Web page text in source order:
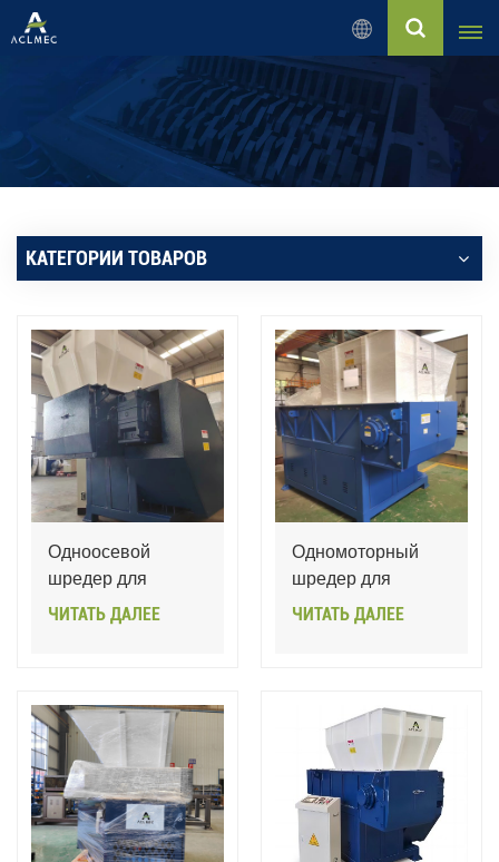
Русский
English
Русский
Español
Français
Português
КАТЕГОРИИ ТОВАРОВ
Одноосевой
шредер для
полиэтилена
высокой плотности
ЧИТАТЬ ДАЛЕЕ
Одномоторный
шредер для
металлолома
стальных листов
ЧИТАТЬ ДАЛЕЕ